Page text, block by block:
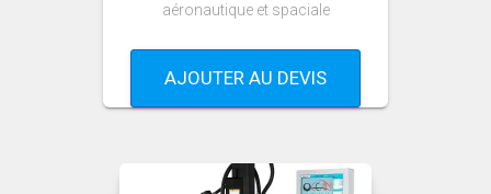
aéronautique et spaciale
AJOUTER AU DEVIS